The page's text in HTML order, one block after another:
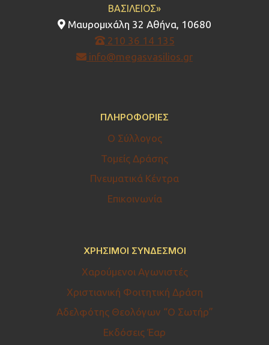
ΒΑΣΙΛΕΙΟΣ»
Μαυρομιχάλη 32 Αθήνα, 10680
210 36 14 135
info@megasvasilios.gr
ΠΛΗΡΟΦΟΡΊΕΣ
Ο Σύλλογος
Τομείς Δράσης
Πνευματικά Κέντρα
Επικοινωνία
ΧΡΉΣΙΜΟΙ ΣΎΝΔΕΣΜΟΙ
Χαρούμενοι Αγωνιστές
Χριστιανική Φοιτητική Δράση
Αδελφότης Θεολόγων “Ο Σωτήρ”
Εκδόσεις Έαρ